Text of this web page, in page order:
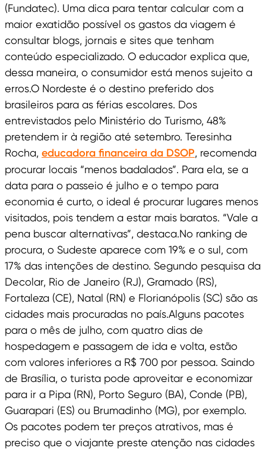
(Fundatec). Uma dica para tentar calcular com a
maior exatidão possível os gastos da viagem é
consultar blogs, jornais e sites que tenham
conteúdo especializado. O educador explica que,
dessa maneira, o consumidor está menos sujeito a
erros.O Nordeste é o destino preferido dos
brasileiros para as férias escolares. Dos
entrevistados pelo Ministério do Turismo, 48%
pretendem ir à região até setembro. Teresinha
Rocha, educadora financeira da DSOP, recomenda
procurar locais “menos badalados”. Para ela, se a
data para o passeio é julho e o tempo para
economia é curto, o ideal é procurar lugares menos
visitados, pois tendem a estar mais baratos. “Vale a
pena buscar alternativas”, destaca.No ranking de
procura, o Sudeste aparece com 19% e o sul, com
17% das intenções de destino. Segundo pesquisa da
Decolar, Rio de Janeiro (RJ), Gramado (RS),
Fortaleza (CE), Natal (RN) e Florianópolis (SC) são as
cidades mais procuradas no país.Alguns pacotes
para o mês de julho, com quatro dias de
hospedagem e passagem de ida e volta, estão
com valores inferiores a R$ 700 por pessoa. Saindo
de Brasília, o turista pode aproveitar e economizar
para ir a Pipa (RN), Porto Seguro (BA), Conde (PB),
Guarapari (ES) ou Brumadinho (MG), por exemplo.
Os pacotes podem ter preços atrativos, mas é
preciso que o viajante preste atenção nas cidades